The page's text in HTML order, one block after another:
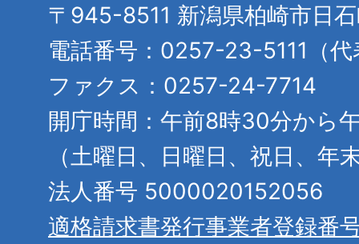
〒945-8511 新潟県柏崎市日
電話番号：0257-23-5111（代
ファクス：0257-24-7714
開庁時間：午前8時30分から
（土曜日、日曜日、祝日、年
法人番号 5000020152056
適格請求書発行事業者登録番